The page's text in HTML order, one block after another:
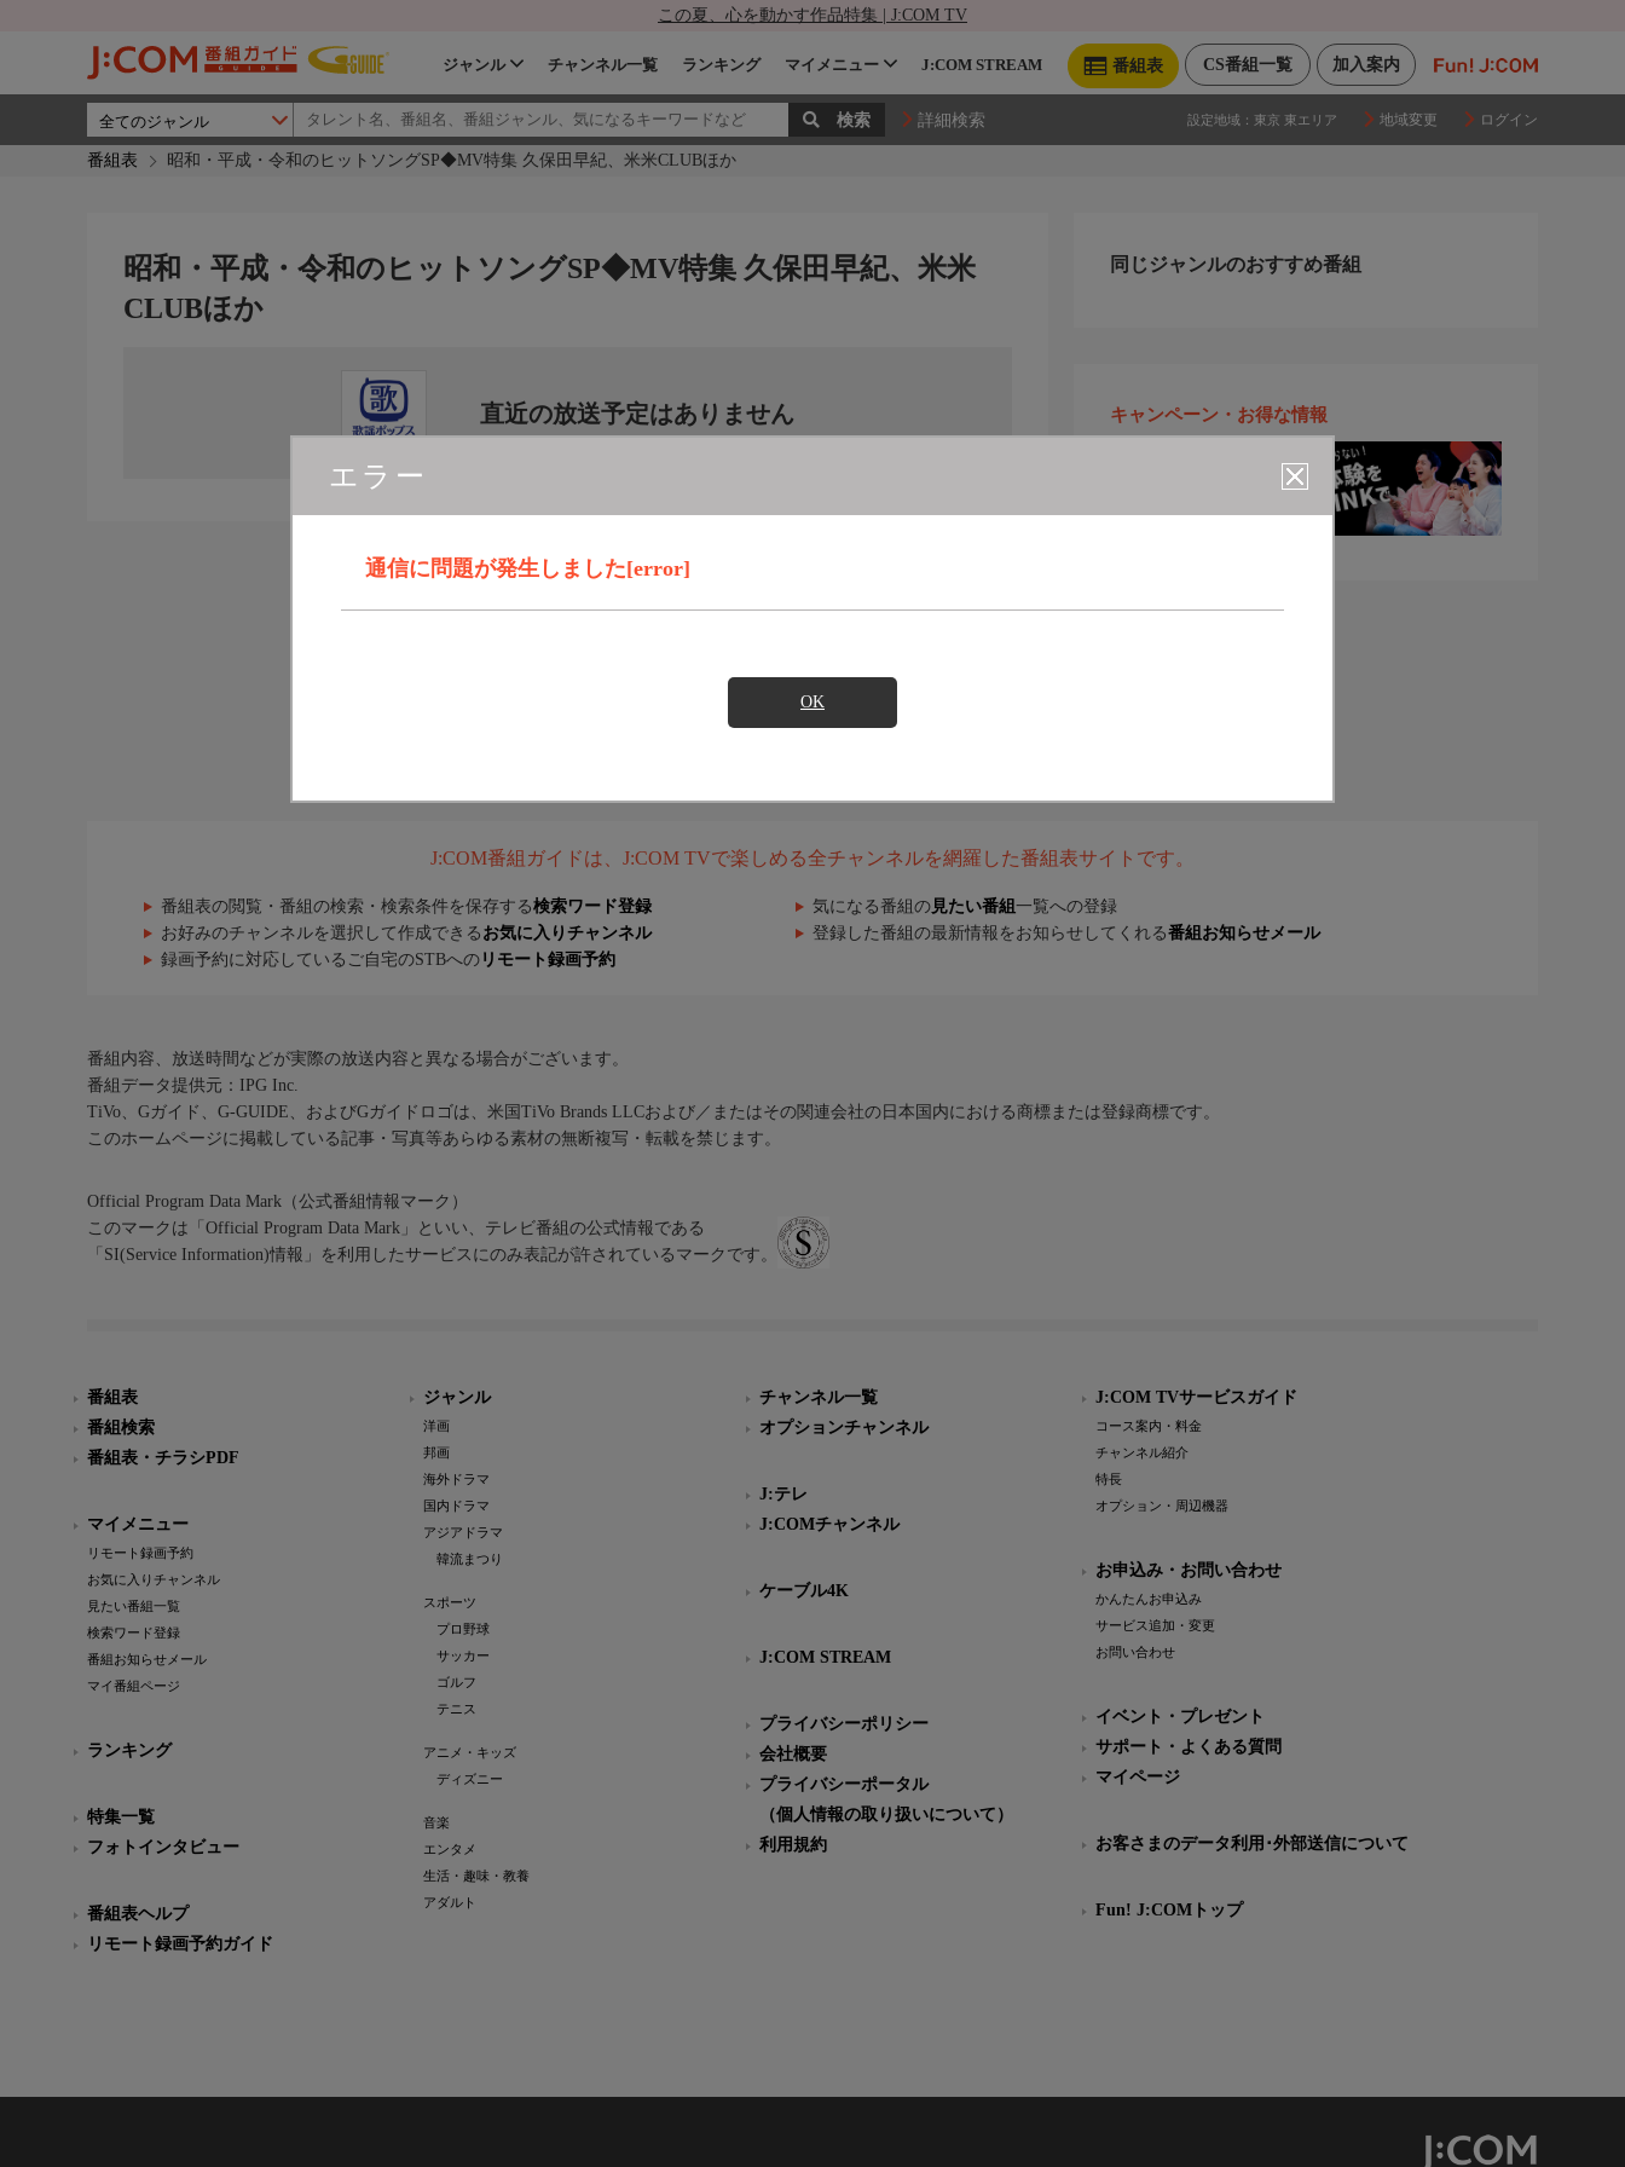
この夏、心を動かす作品特集 | J:COM TV
加入案内
CS番組一覧
番組表
ジャンル チャンネル一覧 ランキング マイメニュー J:COM STREAM
詳細検索 設定地域： 東京 東エリア 地域変更 ログイン
番組表 昭和・平成・令和のヒットソングSP◆MV特集 久保田早紀、米米CLUBほか
エラー
通信に問題が発生しました[error]
OK
昭和・平成・令和のヒットソングSP◆MV特集 久保田早紀、米米
CLUBほか
直近の放送予定はありません
同じジャンルのおすすめ番組
キャンペーン・お得な情報
J:COM番組ガイドは、J:COM TVで楽しめる全チャンネルを網羅した番組表サイトです。
番組表の閲覧・番組の検索・検索条件を保存する検索ワード登録 気になる番組の 見たい番組 一覧への登録
お好みのチャンネルを選択して作成できる お気に入りチャンネル 登録した番組の最新情報をお知らせしてくれる番組お知らせメール
録画予約に対応しているご自宅のSTBへの リモート録画予約
番組内容、放送時間などが実際の放送内容と異なる場合がございます。
番組データ提供元：IPG Inc.
TiVo、Gガイド、G-GUIDE、およびGガイドロゴは、米国TiVo Brands LLCおよび／またはその関連会社の日本国内における商標または登録商標です。
このホームページに掲載している記事・写真等あらゆる素材の無断複写・転載を禁じます。
Official Program Data Mark（公式番組情報マーク）
このマークは「Official Program Data Mark」といい、テレビ番組の公式情報である
「SI(Service Information)情報」を利用したサービスにのみ表記が許されているマークです。
番組表
番組検索
番組表・チラシPDF
マイメニュー
リモート録画予約
お気に入りチャンネル
見たい番組一覧
検索ワード登録
番組お知らせメール
マイ番組ページ
ランキング
特集一覧
フォトインタビュー
番組表ヘルプ
リモート録画予約ガイド
ジャンル
洋画
邦画
海外ドラマ
国内ドラマ
アジアドラマ
韓流まつり
スポーツ
プロ野球
サッカー
ゴルフ
テニス
アニメ・キッズ
ディズニー
音楽
エンタメ
生活・趣味・教養
アダルト
チャンネル一覧
オプションチャンネル
J:テレ
J:COMチャンネル
ケーブル4K
J:COM STREAM
プライバシーポリシー
会社概要
プライバシーポータル
（個人情報の取り扱いについて）
利用規約
J:COM TVサービスガイド
コース案内・料金
チャンネル紹介
特長
オプション・周辺機器
お申込み・お問い合わせ
かんたんお申込み
サービス追加・変更
お問い合わせ
イベント・プレゼント
サポート・よくある質問
マイページ
お客さまのデータ利用･外部送信について
Fun! J:COMトップ